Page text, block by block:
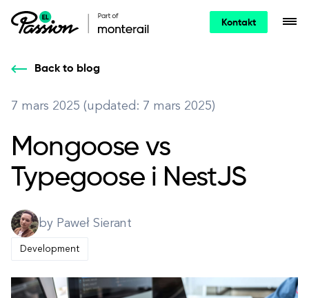
Kontakt
Back to blog
7 mars 2025 (updated: 7 mars 2025)
Mongoose vs
Typegoose i NestJS
by Paweł Sierant
Development